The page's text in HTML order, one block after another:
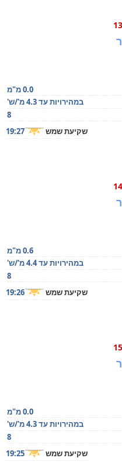
0.0 מ"מ
במהירויות עד 4.3 מ'/ש'
8
שקיעת שמש 19:27
0.6 מ"מ
במהירויות עד 4.4 מ'/ש'
8
שקיעת שמש 19:26
0.0 מ"מ
במהירויות עד 4.3 מ'/ש'
8
שקיעת שמש 19:25